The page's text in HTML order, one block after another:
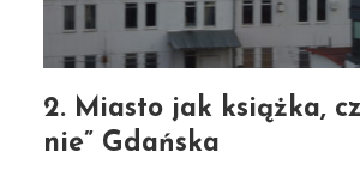
2. Miasto jak książka,
nie” Gdańska